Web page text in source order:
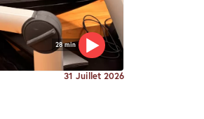
28 min
31 Juillet 2026